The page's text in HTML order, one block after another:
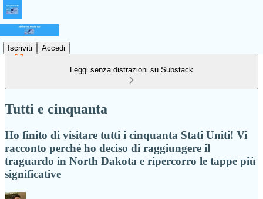
Iscriviti Accedi
Leggi senza distrazioni su Substack
Tutti e cinquanta
Ho finito di visitare tutti i cinquanta Stati Uniti! Vi
racconto perché ho deciso di raggiungere il
traguardo in North Dakota e ripercorro le tappe più
significative